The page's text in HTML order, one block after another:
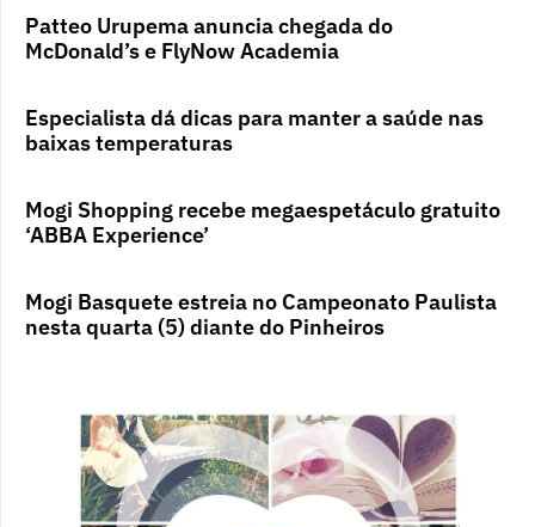
Patteo Urupema anuncia chegada do
McDonald’s e FlyNow Academia
Especialista dá dicas para manter a saúde nas
baixas temperaturas
Mogi Shopping recebe megaespetáculo gratuito
‘ABBA Experience’
Mogi Basquete estreia no Campeonato Paulista
nesta quarta (5) diante do Pinheiros